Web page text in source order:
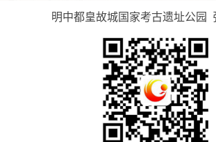
明中都皇故城国家考古遗址公园